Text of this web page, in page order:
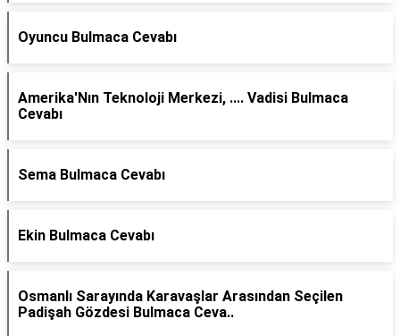
Oyuncu Bulmaca Cevabı
Amerika'Nın Teknoloji Merkezi, .... Vadisi Bulmaca
Cevabı
Sema Bulmaca Cevabı
Ekin Bulmaca Cevabı
Osmanlı Sarayında Karavaşlar Arasından Seçilen
Padişah Gözdesi Bulmaca Ceva..